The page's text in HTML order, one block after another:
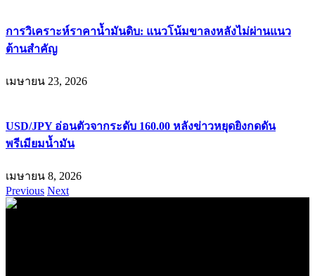
การวิเคราะห์ราคาน้ำมันดิบ: แนวโน้มขาลงหลังไม่ผ่านแนว
ต้านสำคัญ
เมษายน 23, 2026
USD/JPY อ่อนตัวจากระดับ 160.00 หลังข่าวหยุดยิงกดดัน
พรีเมียมน้ำมัน
เมษายน 8, 2026
Previous Next